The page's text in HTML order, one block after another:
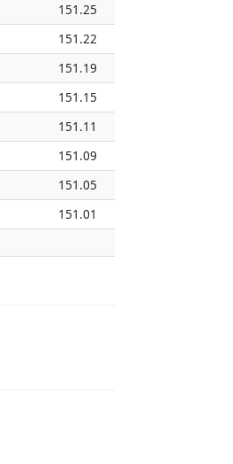
151.25
151.22
151.19
151.15
151.11
151.09
151.05
151.01